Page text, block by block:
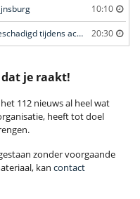
10:10
Agent gewond en politieauto zwaar beschadigd tijdens achtervolging in Uden 20:30
je raakt!
112 nieuws al heel wat
heeft tot doel
zonder voorgaande
kan contact